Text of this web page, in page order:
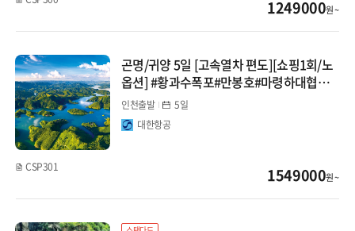
1249000원 ~
곤명/귀양 5일 [고속열차 편도][쇼핑1회/노
옵션] #황과수폭포#만봉호#마령하대협곡#
석림관광
인천출발
5일
대한항공
CSP301 1549000원 ~